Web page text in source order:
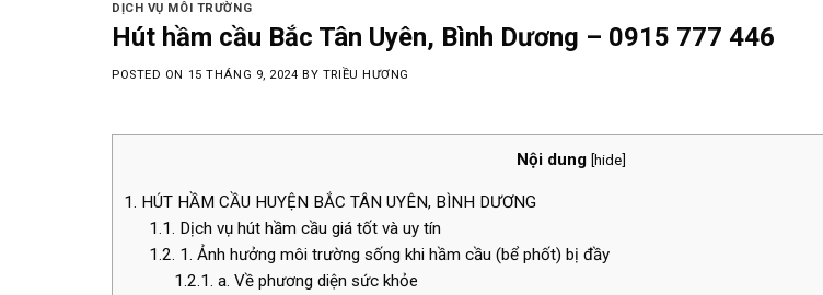
DỊCH VỤ MÔI TRƯỜNG
Hút hầm cầu Bắc Tân Uyên, Bình Dương – 0915 777 446
POSTED ON 15 THÁNG 9, 2024 BY TRIỀU HƯƠNG
Nội dung [hide]
1. HÚT HẦM CẦU HUYỆN BẮC TÂN UYÊN, BÌNH DƯƠNG
1.1. Dịch vụ hút hầm cầu giá tốt và uy tín
1.2. 1. Ảnh hưởng môi trường sống khi hầm cầu (bể phốt) bị đầy
1.2.1. a. Về phương diện sức khỏe